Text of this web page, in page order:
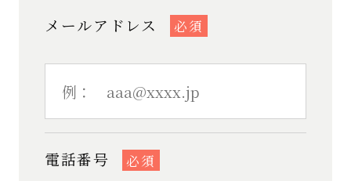
メールアドレス 必須
電話番号 必須